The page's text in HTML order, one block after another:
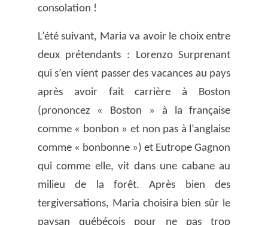
consolation !
L’été suivant, Maria va avoir le choix entre
deux prétendants : Lorenzo Surprenant
qui s’en vient passer des vacances au pays
après avoir fait carrière à Boston
(prononcez « Boston » à la française
comme « bonbon » et non pas à l’anglaise
comme « bonbonne ») et Eutrope Gagnon
qui comme elle, vit dans une cabane au
milieu de la forêt. Après bien des
tergiversations, Maria choisira bien sûr le
paysan québécois pour ne pas trop